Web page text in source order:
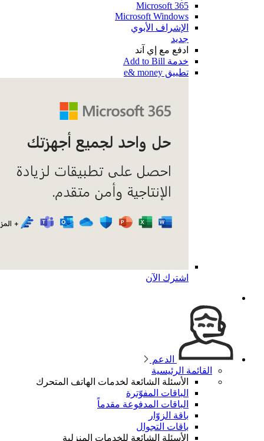
Microsoft 365
Microsoft Windows
الإشراف الأبوي
ادفع مع إي آند
اشترك الآن
الدعم
القائمة الرئيسية
الأسئلة الشائعة لخدمات الهاتف المتحرك
الباقات المفوّترة
الباقات المدفوعة مقدماً
باقة الزوّار
باقات التجوال
الأسئلة الشائعة للخدمات المنزلية